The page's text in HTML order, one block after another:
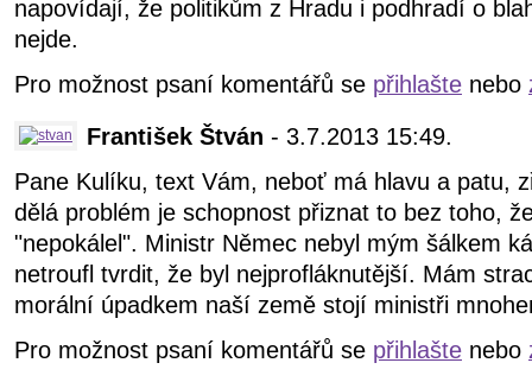
napovídají, že politikům z Hradu i podhradí o
nejde.
Pro možnost psaní komentářů se přihlašte nebo
František Štván - 3.7.2013 15:49.
Pane Kulíku, text Vám, neboť má hlavu a patu,
dělá problém je schopnost přiznat to bez toho,
"nepokálel". Ministr Němec nebyl mým šálkem
netroufl tvrdit, že byl nejprofláknutější. Mám
morální úpadkem naší země stojí ministři
Pro možnost psaní komentářů se přihlašte nebo